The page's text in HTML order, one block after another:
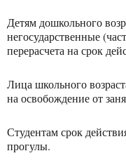
Детям дошкольного
негосударственные
перерасчета на срок
Лица школьного
на освобождение от
Студентам срок
прогулы.